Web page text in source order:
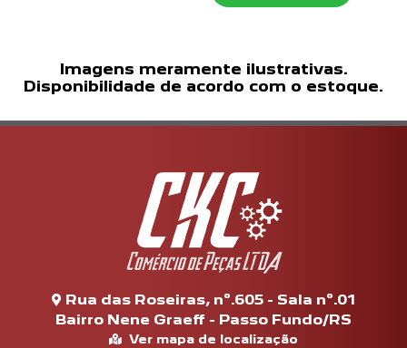
Imagens meramente ilustrativas.
Disponibilidade de acordo com o estoque.
Rua das Roseiras, nº.605 - Sala nº.01
Bairro Nene Graeff - Passo Fundo/RS
Ver mapa de localização